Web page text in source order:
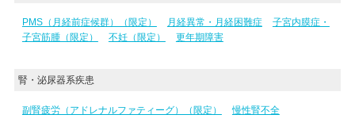
PMS（月経前症候群）（限定） 月経異常・月経困難症
子宮内膜症・
子宮筋腫（限定）
不妊（限定） 更年期障害
腎・泌尿器系疾患
副腎疲労（アドレナルファティーグ）（限定） 慢性腎不全